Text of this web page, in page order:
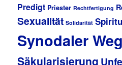
Predigt Priester Rechtfertigung
Sexualität Solidarität
Synodaler Weg
Säkularisierung